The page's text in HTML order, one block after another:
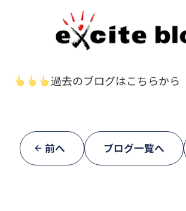
過去のブログはこちらから
前へ ブログ一覧へ